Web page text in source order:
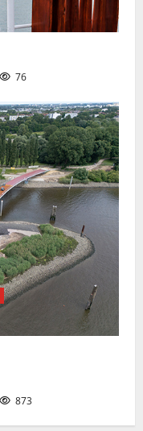
76
873